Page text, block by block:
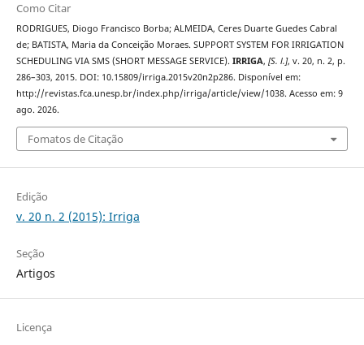
Como Citar
RODRIGUES, Diogo Francisco Borba; ALMEIDA, Ceres Duarte Guedes Cabral
de; BATISTA, Maria da Conceição Moraes. SUPPORT SYSTEM FOR IRRIGATION
SCHEDULING VIA SMS (SHORT MESSAGE SERVICE). IRRIGA, [S. l.], v. 20, n. 2, p.
286–303, 2015. DOI: 10.15809/irriga.2015v20n2p286. Disponível em:
http://revistas.fca.unesp.br/index.php/irriga/article/view/1038. Acesso em: 9
ago. 2026.
Fomatos de Citação
Edição
v. 20 n. 2 (2015): Irriga
Seção
Artigos
Licença